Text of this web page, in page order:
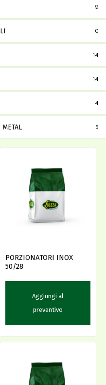
9
0
14
14
4
5
PORZIONATORI INOX
50/28
Aggiungi al
preventivo